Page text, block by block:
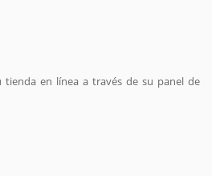
en línea a través de su panel de